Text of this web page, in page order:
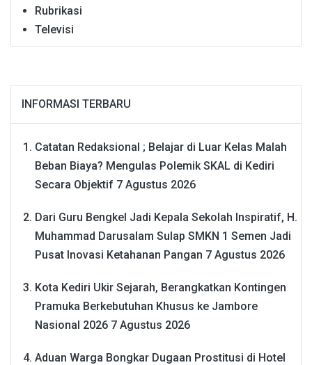
Rubrikasi
Televisi
INFORMASI TERBARU
Catatan Redaksional ; Belajar di Luar Kelas Malah
Beban Biaya? Mengulas Polemik SKAL di Kediri
Secara Objektif 7 Agustus 2026
Dari Guru Bengkel Jadi Kepala Sekolah Inspiratif, H.
Muhammad Darusalam Sulap SMKN 1 Semen Jadi
Pusat Inovasi Ketahanan Pangan 7 Agustus 2026
Kota Kediri Ukir Sejarah, Berangkatkan Kontingen
Pramuka Berkebutuhan Khusus ke Jambore
Nasional 2026 7 Agustus 2026
Aduan Warga Bongkar Dugaan Prostitusi di Hotel